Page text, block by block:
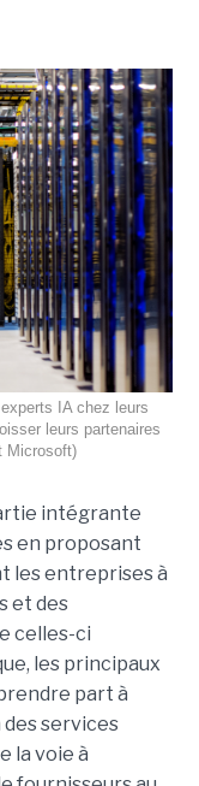
IA chez leurs
leurs partenaires
Microsoft)
intégrante
en proposant
les entreprises à
et des
celles-ci
les principaux
part à
services
la voie à